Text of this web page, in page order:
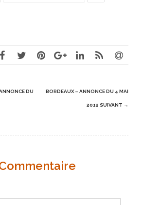
DU BORDEAUX – ANNONCE DU 4 MAI
2012 SUIVANT →